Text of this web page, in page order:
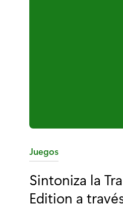
C
t
e
Juegos
Sintoniza la
Edition a